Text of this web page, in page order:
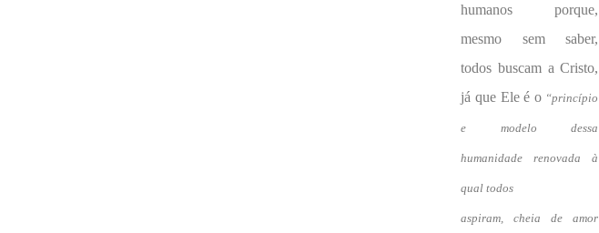
humanos porque,
mesmo sem saber,
todos buscam a Cristo,
já que Ele é o “princípio
e modelo dessa
humanidade renovada à
qual todos
aspiram, cheia de amor